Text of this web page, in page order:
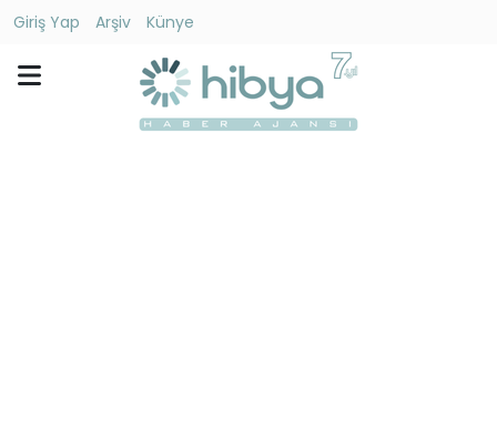
Giriş Yap Arşiv
Künye